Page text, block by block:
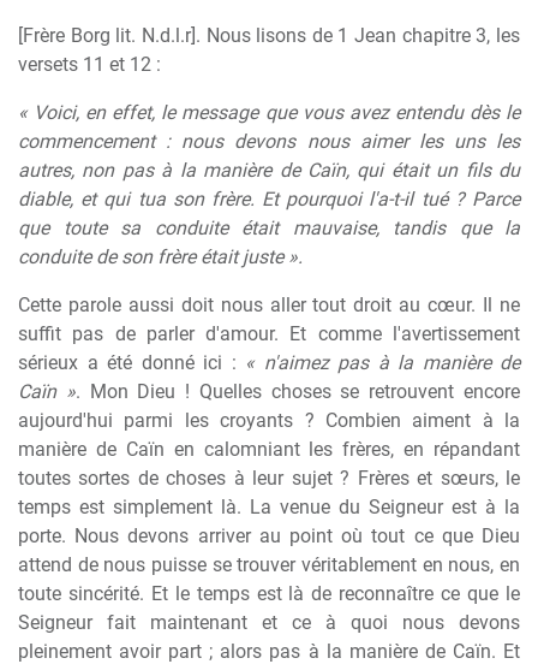
[Frère Borg lit. N.d.l.r]. Nous lisons de 1 Jean chapitre 3, les
versets 11 et 12 :
« Voici, en effet, le message que vous avez entendu dès le
commencement : nous devons nous aimer les uns les
autres, non pas à la manière de Caïn, qui était un fils du
diable, et qui tua son frère. Et pourquoi l'a-t-il tué ? Parce
que toute sa conduite était mauvaise, tandis que la
conduite de son frère était juste ».
Cette parole aussi doit nous aller tout droit au cœur. Il ne
suffit pas de parler d'amour. Et comme l'avertissement
sérieux a été donné ici : « n'aimez pas à la manière de
Caïn ». Mon Dieu ! Quelles choses se retrouvent encore
aujourd'hui parmi les croyants ? Combien aiment à la
manière de Caïn en calomniant les frères, en répandant
toutes sortes de choses à leur sujet ? Frères et sœurs, le
temps est simplement là. La venue du Seigneur est à la
porte. Nous devons arriver au point où tout ce que Dieu
attend de nous puisse se trouver véritablement en nous, en
toute sincérité. Et le temps est là de reconnaître ce que le
Seigneur fait maintenant et ce à quoi nous devons
pleinement avoir part ; alors pas à la manière de Caïn. Et